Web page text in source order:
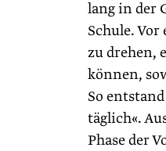
lang in der
Schule.
zu drehen,
können,
So
täglich«.
Phase der